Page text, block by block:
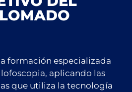
formación especializada
lofoscopia, aplicando las
que utiliza la tecnología